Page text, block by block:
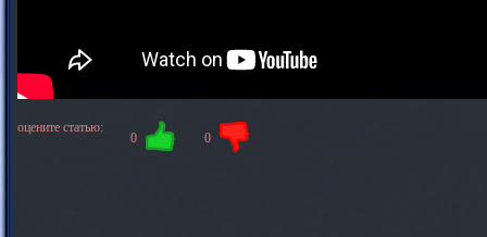
оцените статью:
0 0